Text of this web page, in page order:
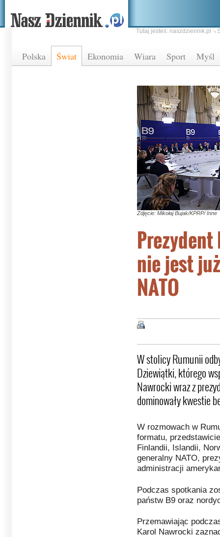
Polska Świat Ekonomia Wiara Sport Myśl
Tutaj jesteś: naszdziennik.pl
Zdjęcie: Mikołaj Bujak/KPRP/ Inne
Prezydent
nie jest
NATO
W stolicy Rumunii
Dziewiątki, którego
Nawrocki wraz z
dominowały kwestie
W rozmowach w
formatu,
Finlandii, Islandii,
generalny NATO,
administracji
Podczas spotkania
państw B9 oraz
Przemawiając
Karol Nawrocki